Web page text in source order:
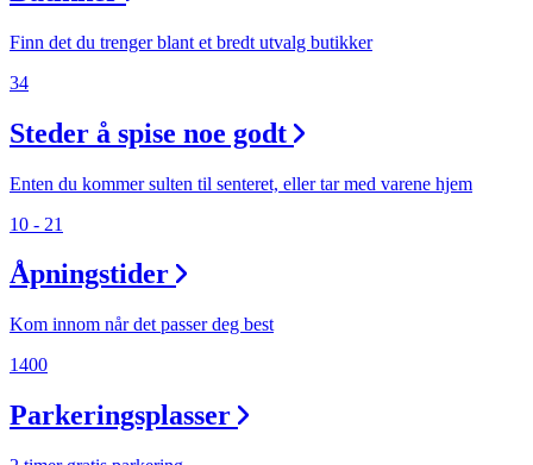
Magasin
Finn frem
Finn det du trenger blant et bredt utvalg butikker
34
Steder å spise noe godt
Enten du kommer sulten til senteret, eller tar med varene hjem
10 - 21
Åpningstider
Kom innom når det passer deg best
1400
Parkeringsplasser